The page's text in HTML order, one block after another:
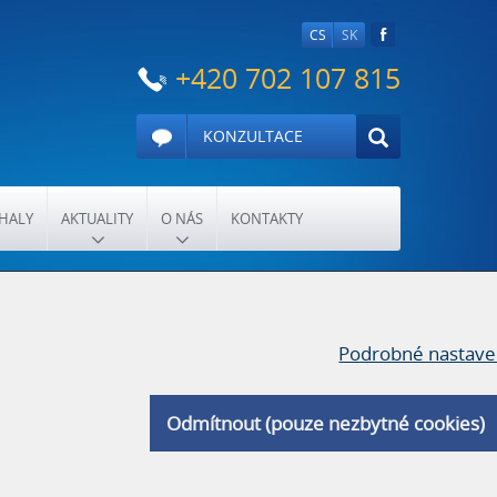
CS SK
+420 702 107 815
KONZULTACE
AKTUALITY O NÁS KONTAKTY
Podrobné
Odmítnout (pouze nezbytné cookies)